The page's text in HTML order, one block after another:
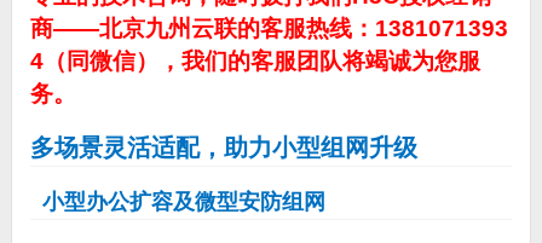
商——北京九州云联的客服热线：1381071393
4（同微信），我们的客服团队将竭诚为您服
务。
多场景灵活适配，助力小型组网升级
小型办公扩容及微型安防组网